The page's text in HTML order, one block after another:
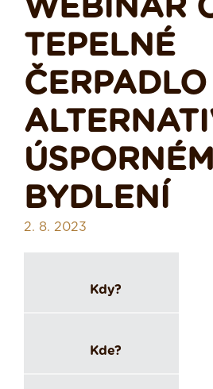
WEBINÁŘ
TEPELNÉ
BYDLENÍ
2. 8. 2023
Kdy?
Kde?